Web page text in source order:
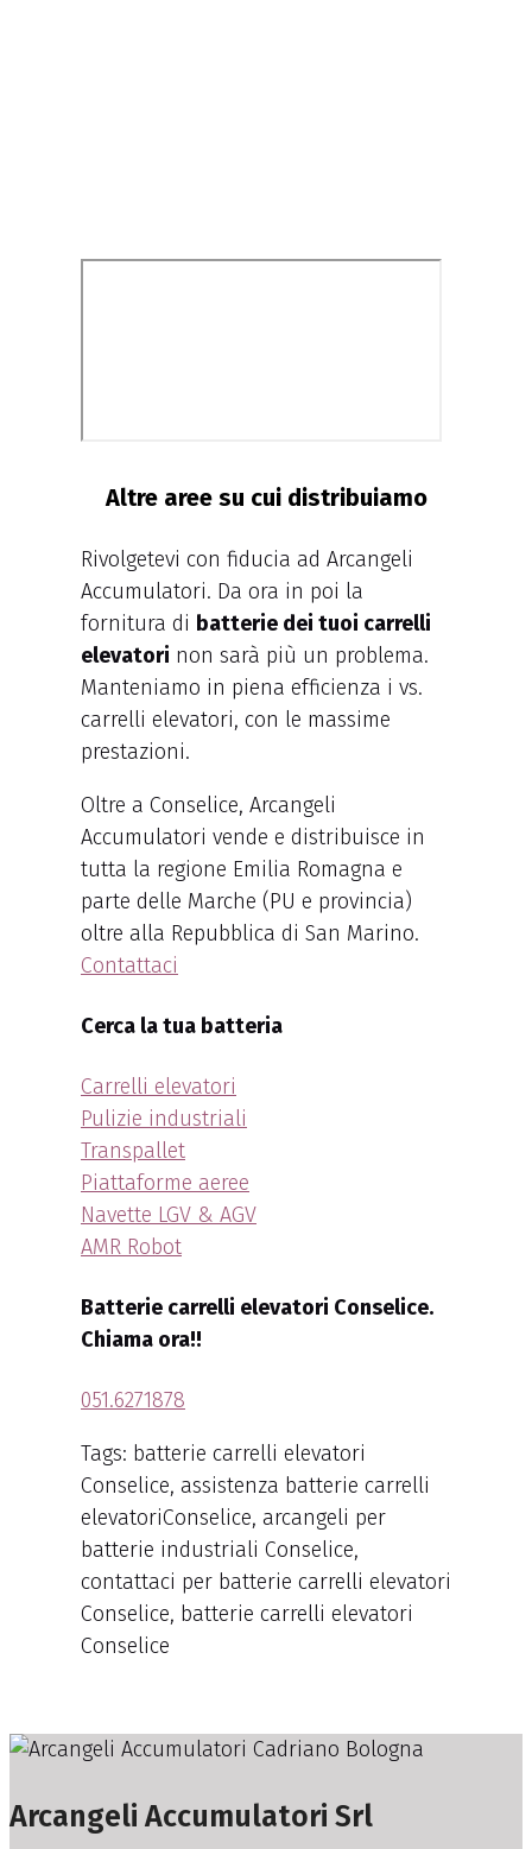
Altre aree su cui distribuiamo
Rivolgetevi con fiducia ad Arcangeli
Accumulatori. Da ora in poi la
fornitura di batterie dei tuoi carrelli
elevatori non sarà più un problema.
Manteniamo in piena efficienza i vs.
carrelli elevatori, con le massime
prestazioni.
Oltre a Conselice, Arcangeli
Accumulatori vende e distribuisce in
tutta la regione Emilia Romagna e
parte delle Marche (PU e provincia)
oltre alla Repubblica di San Marino.
Contattaci
Cerca la tua batteria
Carrelli elevatori
Pulizie industriali
Transpallet
Piattaforme aeree
Navette LGV & AGV
AMR Robot
Batterie carrelli elevatori Conselice.
Chiama ora!!
051.6271878
Tags: batterie carrelli elevatori
Conselice, assistenza batterie carrelli
elevatoriConselice, arcangeli per
batterie industriali Conselice,
contattaci per batterie carrelli elevatori
Conselice, batterie carrelli elevatori
Conselice
Arcangeli Accumulatori Srl